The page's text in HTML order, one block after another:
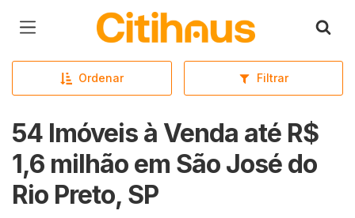
Página inicial
Ordenar Filtrar
54 Imóveis à Venda até R$
1,6 milhão em São José do
Rio Preto, SP